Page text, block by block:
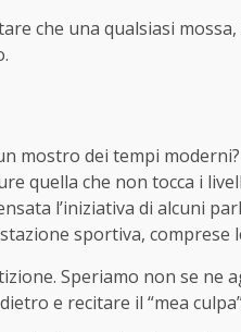
che una qualsiasi
mostro dei tempi
quella che non tocca i
l’iniziativa di alcuni
sportiva, comprese
Speriamo non se ne
e recitare il “mea